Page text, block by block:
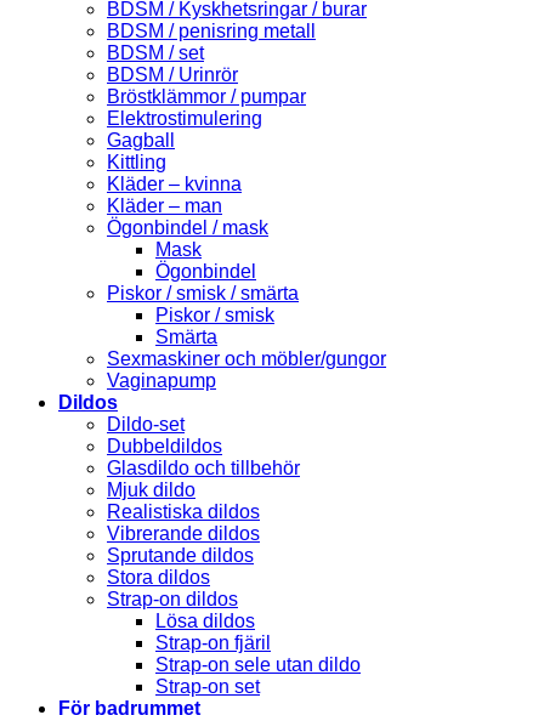
BDSM / Kyskhetsringar / burar
BDSM / penisring metall
BDSM / set
BDSM / Urinrör
Bröstklämmor / pumpar
Elektrostimulering
Gagball
Kittling
Kläder – kvinna
Kläder – man
Ögonbindel / mask
Mask
Ögonbindel
Piskor / smisk / smärta
Piskor / smisk
Smärta
Sexmaskiner och möbler/gungor
Vaginapump
Dildos
Dildo-set
Dubbeldildos
Glasdildo och tillbehör
Mjuk dildo
Realistiska dildos
Vibrerande dildos
Sprutande dildos
Stora dildos
Strap-on dildos
Lösa dildos
Strap-on fjäril
Strap-on sele utan dildo
Strap-on set
För badrummet